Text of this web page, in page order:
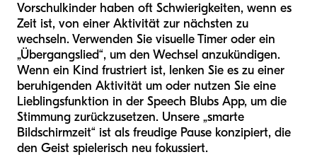
Vorschulkinder haben oft Schwierigkeiten, wenn es
Zeit ist, von einer Aktivität zur nächsten zu
wechseln. Verwenden Sie visuelle Timer oder ein
„Übergangslied“, um den Wechsel anzukündigen.
Wenn ein Kind frustriert ist, lenken Sie es zu einer
beruhigenden Aktivität um oder nutzen Sie eine
Lieblingsfunktion in der Speech Blubs App, um die
Stimmung zurückzusetzen. Unsere „smarte
Bildschirmzeit“ ist als freudige Pause konzipiert, die
den Geist spielerisch neu fokussiert.